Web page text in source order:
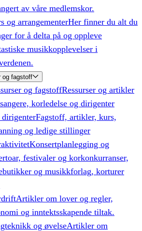
av våre medlemskor.
og arrangementerHer finner du alt du
for å delta på og oppleve
musikkopplevelser i
og fagstoff
og fagstoffRessurser og artikler
korledelse og dirigenter
dirigenterFagstoff, artikler, kurs,
og ledige stillinger
Konsertplanlegging og
festivaler og korkonkurranser,
og musikkforlag, korturer
Artikler om lover og regler,
og inntektsskapende tiltak.
og øvelseArtikler om